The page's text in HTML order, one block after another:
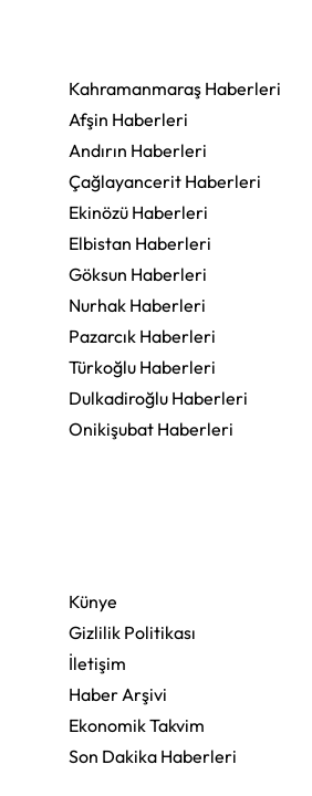
Kahramanmaraş Haberleri
Afşin Haberleri
Andırın Haberleri
Çağlayancerit Haberleri
Ekinözü Haberleri
Elbistan Haberleri
Göksun Haberleri
Nurhak Haberleri
Pazarcık Haberleri
Türkoğlu Haberleri
Dulkadiroğlu Haberleri
Onikişubat Haberleri
Künye
Gizlilik Politikası
İletişim
Haber Arşivi
Ekonomik Takvim
Son Dakika Haberleri